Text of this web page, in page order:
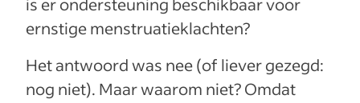
ernstige menstruatieklachten?
Het antwoord was nee (of liever gezegd:
nog niet). Maar waarom niet? Omdat